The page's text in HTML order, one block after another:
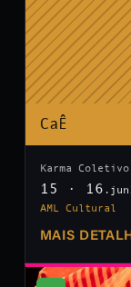
CaÊ
Karma
15 · 16 .jun
AML Cultural
MAIS